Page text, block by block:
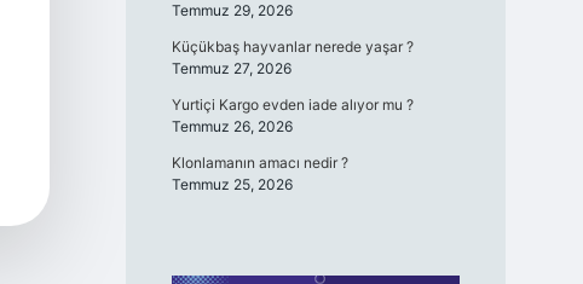
Temmuz 29, 2026
Küçükbaş hayvanlar nerede yaşar ?
Temmuz 27, 2026
Yurtiçi Kargo evden iade alıyor mu ?
Temmuz 26, 2026
Klonlamanın amacı nedir ?
Temmuz 25, 2026